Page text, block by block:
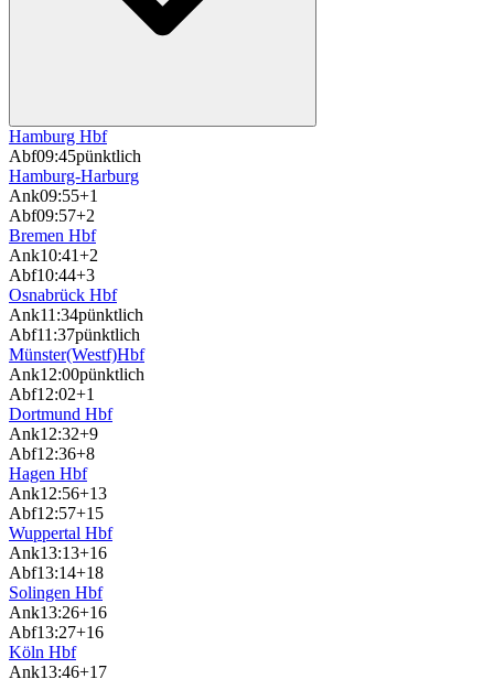
Hamburg Hbf
Abf09:45pünktlich
Hamburg-Harburg
Ank09:55+1
Abf09:57+2
Bremen Hbf
Ank10:41+2
Abf10:44+3
Osnabrück Hbf
Ank11:34pünktlich
Abf11:37pünktlich
Münster(Westf)Hbf
Ank12:00pünktlich
Abf12:02+1
Dortmund Hbf
Ank12:32+9
Abf12:36+8
Hagen Hbf
Ank12:56+13
Abf12:57+15
Wuppertal Hbf
Ank13:13+16
Abf13:14+18
Solingen Hbf
Ank13:26+16
Abf13:27+16
Köln Hbf
Ank13:46+17